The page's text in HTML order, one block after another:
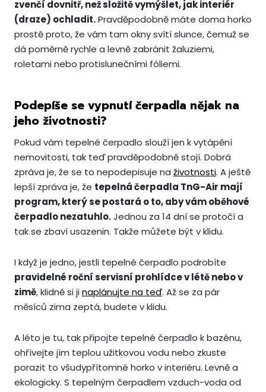
zvenčí dovnitř, než složitě vymýšlet, jak interiér
(draze) ochladit.Pravděpodobně máte doma horko
prostě proto, že vám tam okny svítí slunce, čemuž se
dá poměrně rychle a levně zabránit žaluziemi,
roletami nebo protislunečními fóliemi.
Podepíše se vypnutí čerpadla nějak na
jeho životnosti?
Pokud vám tepelné čerpadlo slouží jen k vytápění
nemovitosti, tak teď pravděpodobně stojí. Dobrá
zpráva je, že se to nepodepisuje na životnosti. A ještě
lepší zpráva je, že tepelná čerpadla TnG-Air mají
program, který se postará o to, aby vám oběhové
čerpadlo nezatuhlo.Jednou za 14 dní se protočí a
tak se zbaví usazenin. Takže můžete být v klidu.
I když je jedno, jestli tepelné čerpadlo podrobíte
pravidelné roční servisní prohlídce v létě nebo v
zimě, klidně si jinaplánujte na teď. Až se za pár
měsíců zima zeptá, budete v klidu.
A léto je tu, tak připojte tepelné čerpadlo k bazénu,
ohřívejte jím teplou užitkovou vodu nebo zkuste
porazit to všudypřítomné horko v interiéru. Levně a
ekologicky. S tepelným čerpadlem vzduch-voda od